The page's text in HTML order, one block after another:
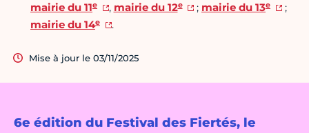
6e édition du Festival des Fiertés, le
mairie du 11e , mairie du 12e ; mairie du 13e
;
mairie du 14e .
Mise à jour le 03/11/2025